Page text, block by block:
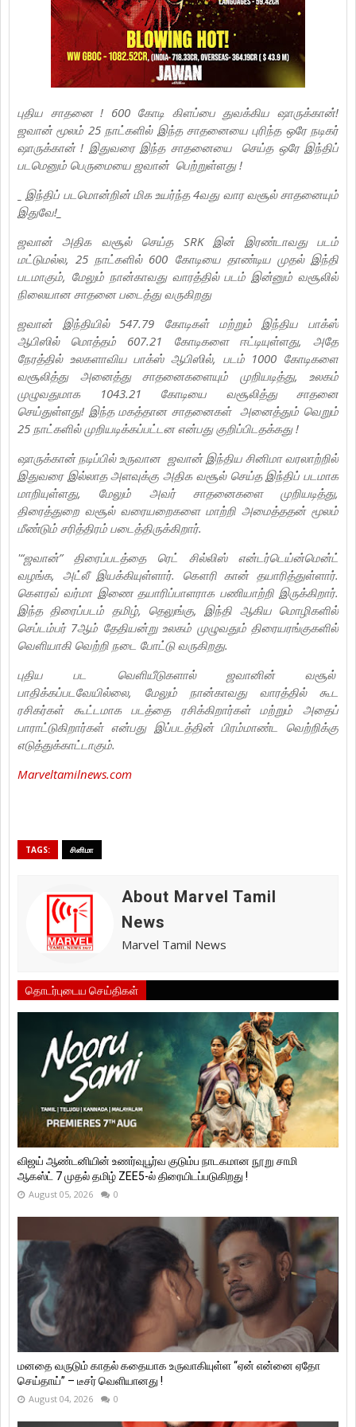
புதிய சாதனை ! 600 கோடி கிளப்பை துவக்கிய ஷாருக்கான்!
ஜவான் மூலம் 25 நாட்களில் இந்த சாதனையை புரிந்த ஒரே நடிகர்
ஷாருக்கான் ! இதுவரை இந்த சாதனையை செய்த ஒரே இந்திப்
படமெனும் பெருமையை ஜவான் பெற்றுள்ளது !
_ இந்திப் படமொன்றின் மிக உயர்ந்த 4வது வார வசூல் சாதனையும்
இதுவே!_
ஜவான் அதிக வசூல் செய்த SRK இன் இரண்டாவது படம்
மட்டுமல்ல, 25 நாட்களில் 600 கோடியை தாண்டிய முதல் இந்தி
படமாகும், மேலும் நான்காவது வாரத்தில் படம் இன்னும் வசூலில்
நிலையான சாதனை படைத்து வருகிறது
ஜவான் இந்தியில் 547.79 கோடிகள் மற்றும் இந்திய பாக்ஸ்
ஆபிஸில் மொத்தம் 607.21 கோடிகளை ஈட்டியுள்ளது, அதே
நேரத்தில் உலகளாவிய பாக்ஸ் ஆபிஸில், படம் 1000 கோடிகளை
வசூலித்து அனைத்து சாதனைகளையும் முறியடித்து, உலகம்
முழுவதுமாக 1043.21 கோடியை வசூலித்து சாதனை
செய்துள்ளது! இந்த மகத்தான சாதனைகள் அனைத்தும் வெறும்
25 நாட்களில் முறியடிக்கப்பட்டன என்பது குறிப்பிடதக்கது !
ஷாருக்கான் நடிப்பில் உருவான ஜவான் இந்திய சினிமா வரலாற்றில்
இதுவரை இல்லாத அளவுக்கு அதிக வசூல் செய்த இந்திப் படமாக
மாறியுள்ளது, மேலும் அவர் சாதனைகளை முறியடித்து,
திரைத்துறை வசூல் வரையறைகளை மாற்றி அமைத்ததன் மூலம்
மீண்டும் சரித்திரம் படைத்திருக்கிறார்.
'“ஜவான்” திரைப்படத்தை ரெட் சில்லிஸ் என்டர்டெய்ன்மென்ட்
வழங்க, அட்லீ இயக்கியுள்ளார். கௌரி கான் தயாரித்துள்ளார்.
கௌரவ் வர்மா இணை தயாரிப்பாளராக பணியாற்றி இருக்கிறார்.
இந்த திரைப்படம் தமிழ், தெலுங்கு, இந்தி ஆகிய மொழிகளில்
செப்டம்பர் 7ஆம் தேதியன்று உலகம் முழுவதும் திரையரங்குகளில்
வெளியாகி வெற்றி நடை போட்டு வருகிறது.
புதிய பட வெளியீடுகளால் ஜவானின் வசூல்
பாதிக்கப்படவேயில்லை, மேலும் நான்காவது வாரத்தில் கூட
ரசிகர்கள் கூட்டமாக படத்தை ரசிக்கிறார்கள் மற்றும் அதைப்
பாராட்டுகிறார்கள் என்பது இப்படத்தின் பிரம்மாண்ட வெற்றிக்கு
எடுத்துக்காட்டாகும்.
Marveltamilnews.com
TAGS: சினிமா
About Marvel Tamil
News
Marvel Tamil News
தொடர்புடைய செய்திகள்
விஜய் ஆண்டனியின் உணர்வுபூர்வ குடும்ப நாடகமான நூறு சாமி
ஆகஸ்ட் 7 முதல் தமிழ் ZEE5-ல் திரையிடப்படுகிறது !
August 05, 2026 0
மனதை வருடும் காதல் கதையாக உருவாகியுள்ள “ஏன் என்னை ஏதோ
செய்தாய்” – டீசர் வெளியானது !
August 04, 2026 0